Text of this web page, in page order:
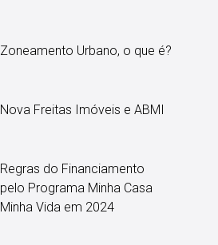
Zoneamento Urbano, o que é?
Nova Freitas Imóveis e ABMI
Regras do Financiamento
pelo Programa Minha Casa
Minha Vida em 2024